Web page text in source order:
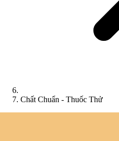
Chất Chuẩn - Thuốc Thử